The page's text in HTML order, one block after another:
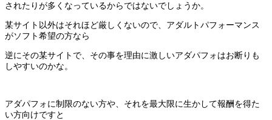
されたりが多くなっているからではないでしょうか。
某サイト以外はそれほど厳しくないので、アダルトパフォーマンス
がソフト希望の方なら
逆にその某サイトで、その事を理由に激しいアダパフォはお断りも
しやすいのかな。
アダパフォに制限のない方や、それを最大限に生かして報酬を得た
い方向けですと